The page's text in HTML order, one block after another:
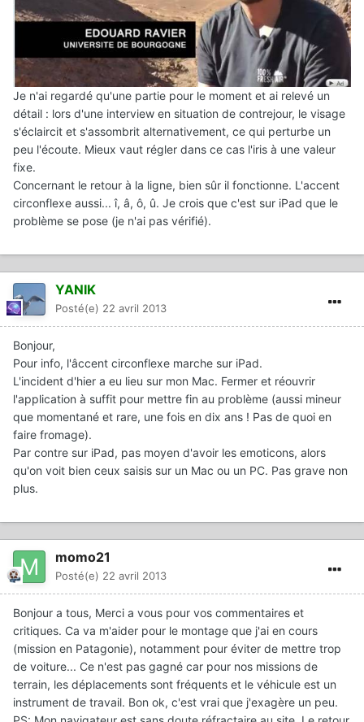
Je n'ai regardé qu'une partie pour le moment et ai relevé un
détail : lors d'une interview en situation de contrejour, le visage
s'éclaircit et s'assombrit alternativement, ce qui perturbe un
peu l'écoute. Mieux vaut régler dans ce cas l'iris à une valeur
fixe.
Concernant le retour à la ligne, bien sûr il fonctionne. L'accent
circonflexe aussi... î, â, ô, û. Je crois que c'est sur iPad que le
problème se pose (je n'ai pas vérifié).
YANIK
Posté(e) 22 avril 2013
Bonjour,
Pour info, l'âccent circonflexe marche sur iPad.
L'incident d'hier a eu lieu sur mon Mac. Fermer et réouvrir
l'application à suffit pour mettre fin au problème (aussi mineur
que momentané et rare, une fois en dix ans ! Pas de quoi en
faire fromage).
Par contre sur iPad, pas moyen d'avoir les emoticons, alors
qu'on voit bien ceux saisis sur un Mac ou un PC. Pas grave non
plus.
momo21
Posté(e) 22 avril 2013
Bonjour a tous, Merci a vous pour vos commentaires et
critiques. Ca va m'aider pour le montage que j'ai en cours
(mission en Patagonie), notamment pour éviter de mettre trop
de voiture... Ce n'est pas gagné car pour nos missions de
terrain, les déplacements sont fréquents et le véhicule est un
instrument de travail. Bon ok, c'est vrai que j'exagère un peu.